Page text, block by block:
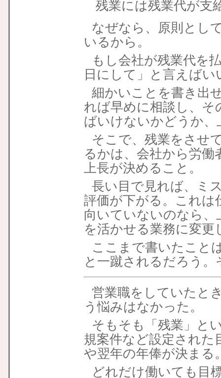
残業には残業代が支
なぜなら、原則とし
いるから。
もし会社が残業代を
日にして」と言えばい
細かいことを書き出
れば早めに相談し、
ばいけないかどうか
そこで、残業をさせ
るかは、会社から労
上長が決めること。
長い目で見れば、ミ
評価が下がる。これは
向いていないのなら
を活かせる業務に変
ここまで書いたこと
と一蹴されるだろう
営業職をしていたと
う悩みはなかった。
そもそも「残業」と
規案件など設定された
や翌年の年俸が決まる
どれだけ働いても目